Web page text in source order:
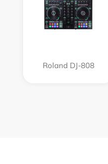
Roland DJ-808